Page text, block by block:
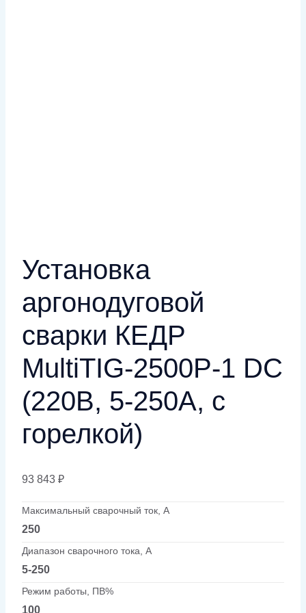
Установка
аргонодуговой
сварки КЕДР
MultiTIG-2500P-1 DC
(220В, 5-250А, с
горелкой)
93 843 ₽
Максимальный сварочный ток, А
250
Диапазон сварочного тока, А
5-250
Режим работы, ПВ%
100